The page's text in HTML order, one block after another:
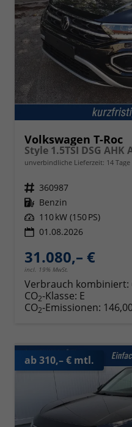
Volkswagen T-Roc
Style 1.5TSI DSG AHK
unverbindliche Lieferzeit: 14 Tage
Fahrzeugnr. 360987
Kraftstoff Benzin
Leistung 110 kW (150 PS)
01.08.2026
31.080,– €
incl. 19% MwSt.
Verbrauch kombiniert:
CO2-Klasse: E
CO2-Emissionen:
ab 310,– € mtl.